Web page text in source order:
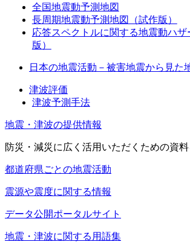
全国地震動予測地図
長周期地震動予測地図（試作版）
応答スペクトルに関する地震動ハ
版）
日本の地震活動－被害地震から見た
津波評価
津波予測手法
地震・津波の提供情報
防災・減災に広く活用いただくための資料
都道府県ごとの地震活動
震源や震度に関する情報
データ公開ポータルサイト
地震・津波に関する用語集